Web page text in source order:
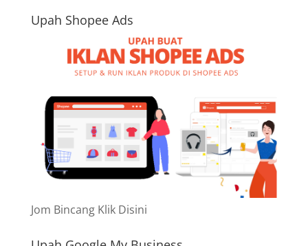
Upah Shopee Ads
Jom Bincang Klik Disini